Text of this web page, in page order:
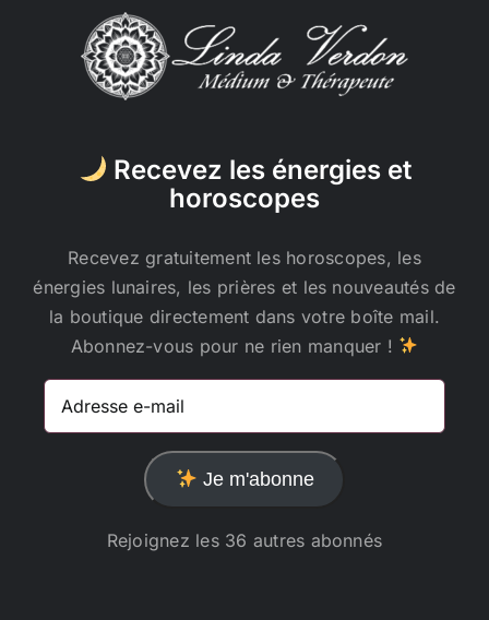
Recevez les énergies et
horoscopes
Recevez gratuitement les horoscopes, les
énergies lunaires, les prières et les nouveautés de
la boutique directement dans votre boîte mail.
Abonnez-vous pour ne rien manquer !
Adresse
Je m'abonne
Rejoignez les 36 autres abonnés